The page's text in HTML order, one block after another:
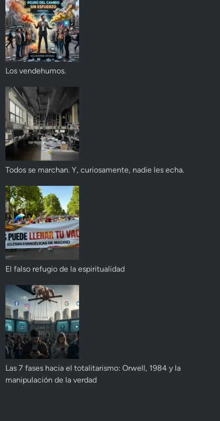
Los vendehumos.
Todos se marchan. Y, curiosamente, nadie les echa.
El falso refugio de la espiritualidad
Las 7 fases hacia el totalitarismo: Orwell, 1984 y la
manipulación de la verdad